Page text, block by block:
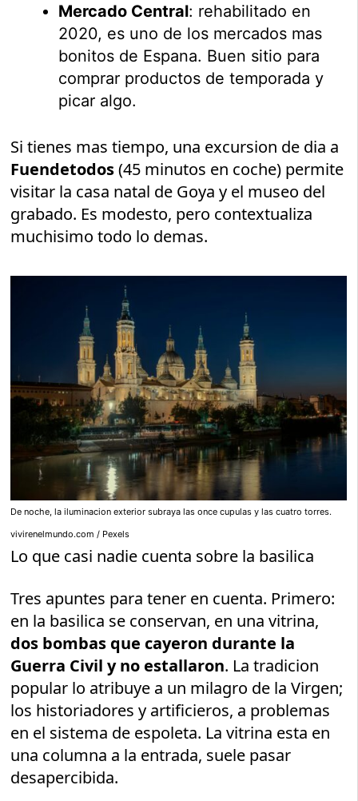
Mercado Central: rehabilitado en
2020, es uno de los mercados mas
bonitos de Espana. Buen sitio para
comprar productos de temporada y
picar algo.
Si tienes mas tiempo, una excursion de dia a
Fuendetodos(45 minutos en coche) permite
visitar la casa natal de Goya y el museo del
grabado. Es modesto, pero contextualiza
muchisimo todo lo demas.
De noche, la iluminacion exterior subraya las once cupulas y las cuatro torres.
vivirenelmundo.com / Pexels
Lo que casi nadie cuenta sobre la basilica
Tres apuntes para tener en cuenta. Primero:
en la basilica se conservan, en una vitrina,
dos bombas que cayeron durante la
Guerra Civil y no estallaron. La tradicion
popular lo atribuye a un milagro de la Virgen;
los historiadores y artificieros, a problemas
en el sistema de espoleta. La vitrina esta en
una columna a la entrada, suele pasar
desapercibida.